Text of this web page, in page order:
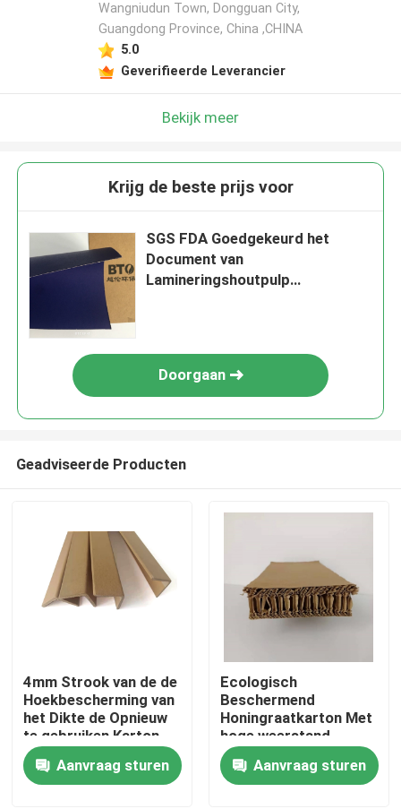
Huis
Producten
Wangniudun Town, Dongguan City,
Guangdong Province, China ,CHINA
5.0
Geverifieerde Leverancier
Bekijk meer
Krijg de beste prijs voor
SGS FDA Goedgekeurd het
Document van
Lamineringshoutpulp
Doorgaan
Geadviseerde Producten
4mm Strook van de de
Hoekbescherming van
het Dikte de Opnieuw
te gebruiken Karton
Aanvraag sturen
Ecologisch
Beschermend
Honingraatkarton Met
hoge weerstand
Aanvraag sturen